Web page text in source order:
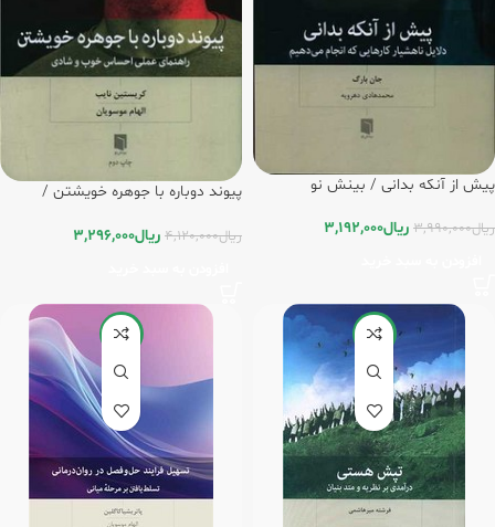
پیش از آنکه بدانی / بینش نو
ریال3,990,000 ریال3,192,000
پیوند دوباره با جوهره خویشتن /
ریال4,120,000 ریال3,296,000
-20%
-8%